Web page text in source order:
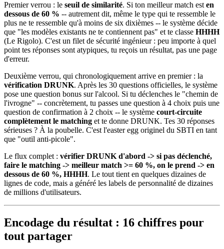
Premier verrou : le seuil de similarité. Si ton meilleur match est en
dessous de 60 % -- autrement dit, même le type qui te ressemble le
plus ne te ressemble qu'à moins de six dixièmes -- le système décide
que "les modèles existants ne te contiennent pas" et te classe HHHH
(Le Rigolo). C'est un filet de sécurité ingénieur : peu importe à quel
point tes réponses sont atypiques, tu reçois un résultat, pas une page
d'erreur.
Deuxième verrou, qui chronologiquement arrive en premier : la
vérification DRUNK. Après les 30 questions officielles, le système
pose une question bonus sur l'alcool. Si tu déclenches le "chemin de
l'ivrogne" -- concrètement, tu passes une question à 4 choix puis une
question de confirmation à 2 choix -- le système court-circuite
complètement le matching et te donne DRUNK. Tes 30 réponses
sérieuses ? À la poubelle. C'est l'easter egg originel du SBTI en tant
que "outil anti-picole".
Le flux complet : vérifier DRUNK d'abord -> si pas déclenché,
faire le matching -> meilleur match >= 60 %, on le prend -> en
dessous de 60 %, HHHH. Le tout tient en quelques dizaines de
lignes de code, mais a généré les labels de personnalité de dizaines
de millions d'utilisateurs.
Encodage du résultat : 16 chiffres pour
tout partager